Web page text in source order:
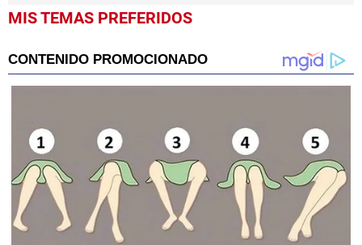
MIS TEMAS PREFERIDOS